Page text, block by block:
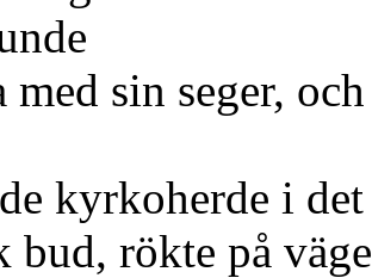
med sin seger,
kyrkoherde i
bud, rökte på